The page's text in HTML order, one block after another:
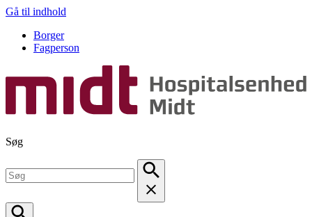
Gå til indhold
Borger
Fagperson
Søg